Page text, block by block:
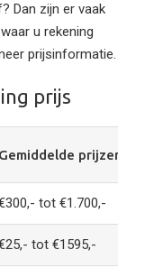
Dan zijn er vaak
u rekening
prijsinformatie.
prijs
Gemiddelde prijzen*
tot €1.700,-
tot €1595,-